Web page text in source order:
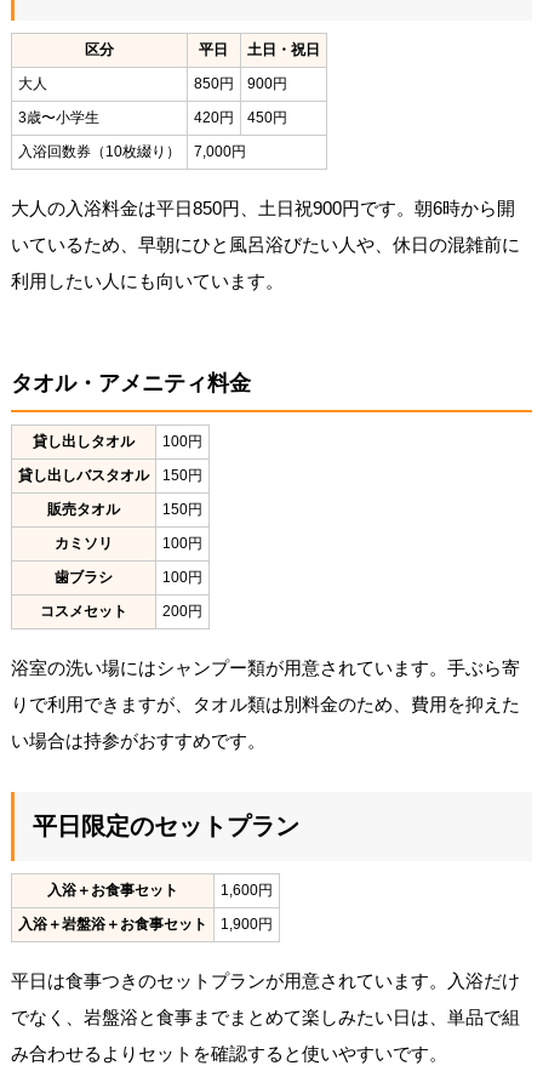
区分 平日
土日・祝日
大人
850円
900円
3歳〜小学生
420円
450円
入浴回数券（10枚綴り）
7,000円
大人の入浴料金は平日850円、土日祝900円です。朝6時から開
いているため、早朝にひと風呂浴びたい人や、休日の混雑前に
利用したい人にも向いています。
タオル・アメニティ料金
貸し出しタオル
100円
貸し出しバスタオル
150円
販売タオル
150円
カミソリ
100円
歯ブラシ
100円
コスメセット
200円
浴室の洗い場にはシャンプー類が用意されています。手ぶら寄
りで利用できますが、タオル類は別料金のため、費用を抑えた
い場合は持参がおすすめです。
平日限定のセットプラン
入浴＋お食事セット
1,600円
入浴＋岩盤浴＋お食事セット
1,900円
平日は食事つきのセットプランが用意されています。入浴だけ
でなく、岩盤浴と食事までまとめて楽しみたい日は、単品で組
み合わせるよりセットを確認すると使いやすいです。